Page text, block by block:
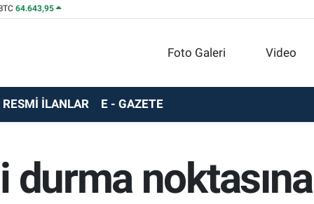
64.643,95
Foto Galeri Video
RESMİ İLANLAR E - GAZETE
noktasına